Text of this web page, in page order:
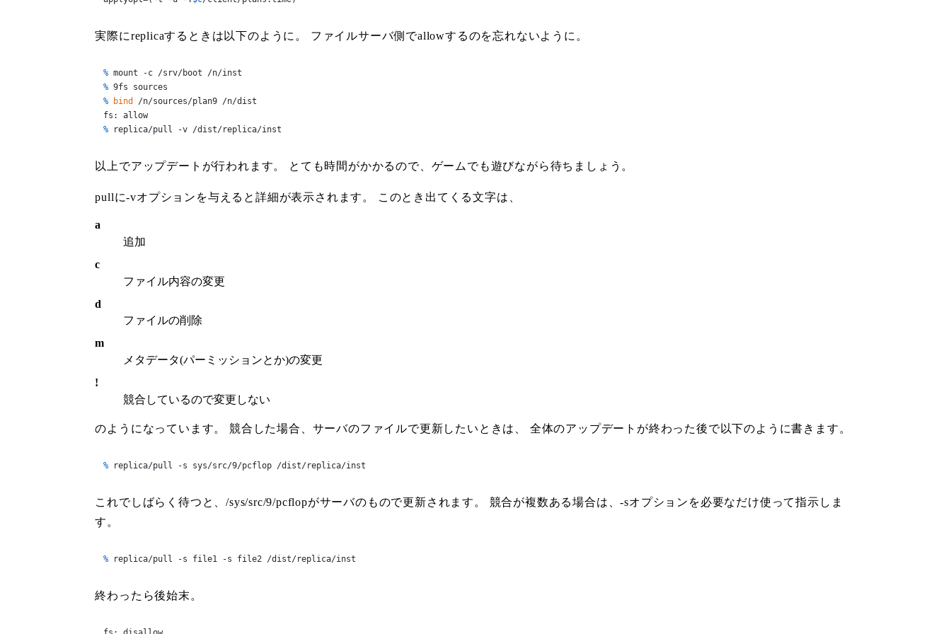
実際にreplicaするときは以下のように。 ファイルサーバ側でallowするのを忘れないように。
% mount -c /srv/boot /n/inst
% 9fs sources
%
bind
/n/sources/plan9 /n/dist
fs: allow
%
replica/pull -v /dist/replica/inst
以上でアップデートが行われます。 とても時間がかかるので、ゲームでも遊びながら待ちましょう。
pullに-vオプションを与えると詳細が表示されます。 このとき出てくる文字は、
a
追加
c
ファイル内容の変更
d
ファイルの削除
m
メタデータ(パーミッションとか)の変更
!
競合しているので変更しない
のようになっています。 競合した場合、サーバのファイルで更新したいときは、 全体のアップデートが終わった後で以下のように書きます。
% replica/pull -s sys/src/9/pcflop /dist/replica/inst
これでしばらく待つと、/sys/src/9/pcflopがサーバのもので更新されます。 競合が複数ある場合は、-sオプションを必要なだけ使って指示しま
す。
% replica/pull -s file1 -s file2 /dist/replica/inst
終わったら後始末。